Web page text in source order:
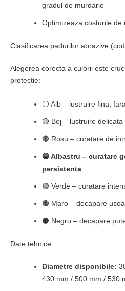
gradul de murdarie
Optimizeaza costurile
Clasificarea padurilor abrazive
Alegerea corecta a culorii este
protectie:
⚪ Alb – lustruire fina,
🟡 Bej – lustruire delicata
🔴 Rosu – curatare de
🔵 Albastru – curatare
persistenta
🟢 Verde – curatare
🟤 Maro – decapare
⚫ Negru – decapare
Date tehnice:
Diametre disponibile:
430 mm / 500 mm / 530